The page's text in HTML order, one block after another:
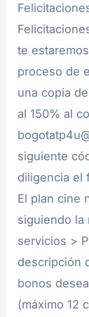
te
proceso de
una copia
al 150% al
siguiente
diligencia el
El plan cine
siguiendo la
servicios >
descripción
bonos
(máximo 12